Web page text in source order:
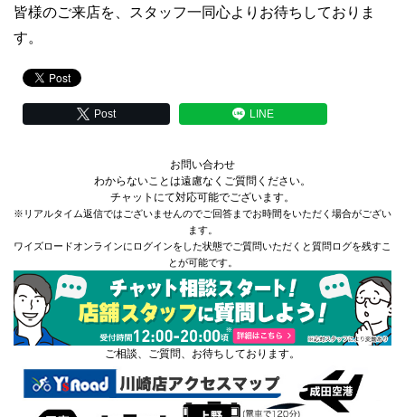
皆様のご来店を、スタッフ一同心よりお待ちしておりま
す。
Post LINE
お問い合わせ
わからないことは遠慮なくご質問ください。
チャットにて対応可能でございます。
※リアルタイム返信ではございませんのでご回答までお時間をいただく場合がござい
ます。
ワイズロードオンラインにログインをした状態でご質問いただくと質問ログを残すこ
とが可能です。
ご相談、ご質問、お待ちしております。